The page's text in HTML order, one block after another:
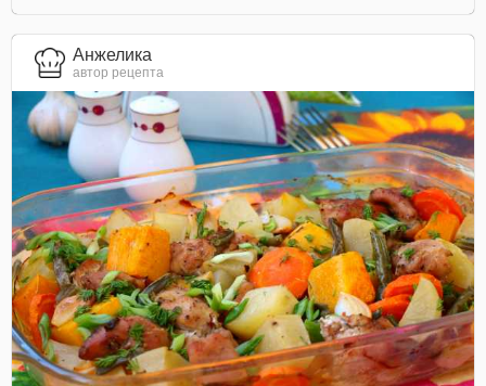
Анжелика
автор рецепта